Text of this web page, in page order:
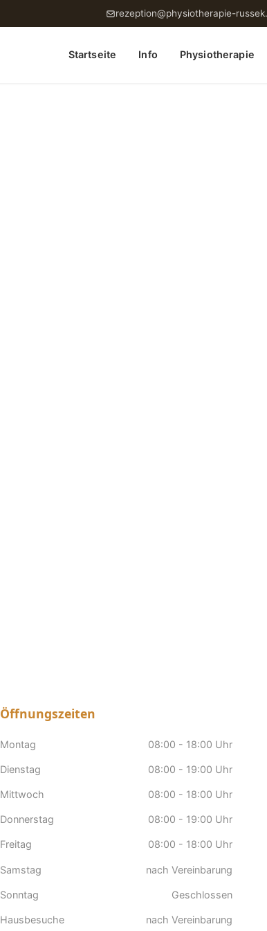
rezeption@physiotherapie-
Startseite Info Physiotherapie
Öffnungszeiten
Montag 08:00 - 18:00 Uhr
Dienstag 08:00 - 19:00 Uhr
Mittwoch 08:00 - 18:00 Uhr
Donnerstag 08:00 - 19:00 Uhr
Freitag 08:00 - 18:00 Uhr
Samstag nach Vereinbarung
Sonntag Geschlossen
Hausbesuche nach Vereinbarung